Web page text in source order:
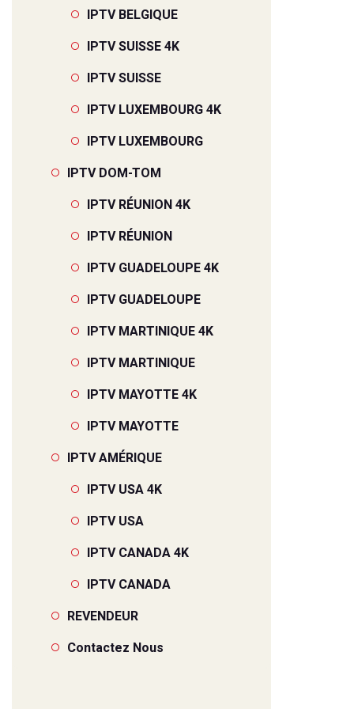
IPTV BELGIQUE
IPTV SUISSE 4K
IPTV SUISSE
IPTV LUXEMBOURG 4K
IPTV LUXEMBOURG
IPTV DOM-TOM
IPTV RÉUNION 4K
IPTV RÉUNION
IPTV GUADELOUPE 4K
IPTV GUADELOUPE
IPTV MARTINIQUE 4K
IPTV MARTINIQUE
IPTV MAYOTTE 4K
IPTV MAYOTTE
IPTV AMÉRIQUE
IPTV USA 4K
IPTV USA
IPTV CANADA 4K
IPTV CANADA
REVENDEUR
Contactez Nous